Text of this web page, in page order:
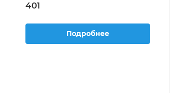
401
Подробнее